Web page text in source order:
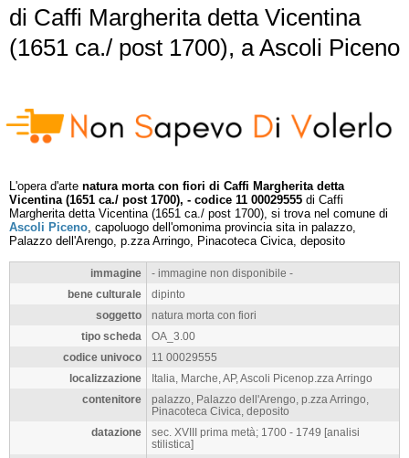
di Caffi Margherita detta Vicentina
(1651 ca./ post 1700), a Ascoli Piceno
L'opera d'arte natura morta con fiori di Caffi Margherita detta
Vicentina (1651 ca./ post 1700), - codice 11 00029555 di Caffi
Margherita detta Vicentina (1651 ca./ post 1700), si trova nel comune di
Ascoli Piceno, capoluogo dell'omonima provincia sita in palazzo,
Palazzo dell'Arengo, p.zza Arringo, Pinacoteca Civica, deposito
immagine
- immagine non disponibile -
bene culturale
dipinto
soggetto
natura morta con fiori
tipo scheda
OA_3.00
codice univoco
11 00029555
localizzazione
Italia, Marche, AP, Ascoli Picenop.zza Arringo
contenitore
palazzo, Palazzo dell'Arengo, p.zza Arringo,
Pinacoteca Civica, deposito
datazione
sec. XVIII prima metà; 1700 - 1749 [analisi
stilistica]